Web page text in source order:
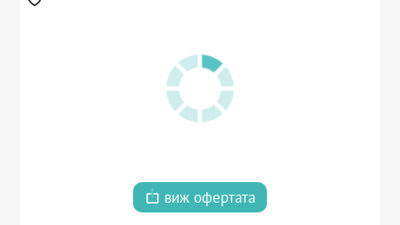
виж офертата